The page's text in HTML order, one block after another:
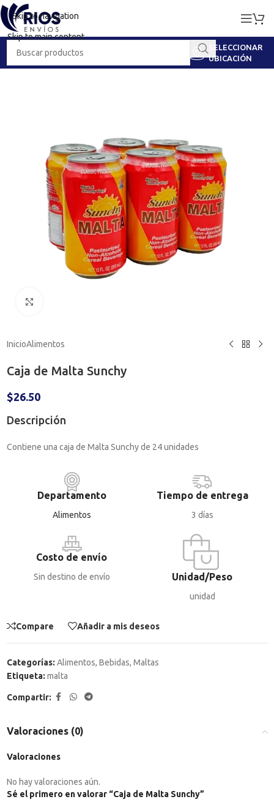
Skip to navigation
Skip to main content
SELECCIONAR
UBICACIÓN
InicioAlimentos
Caja de Malta Sunchy
$26.50
Descripción
Contiene una caja de Malta Sunchy de 24 unidades
Departamento
Alimentos
Tiempo de entrega
3 días
Costo de envío
Sin destino de envío Unidad/Peso
unidad
Compare Añadir a mis deseos
Categorías: Alimentos, Bebidas, Maltas
Etiqueta: malta
Compartir:
Valoraciones (0)
Valoraciones
No hay valoraciones aún.
Sé el primero en valorar “Caja de Malta Sunchy”